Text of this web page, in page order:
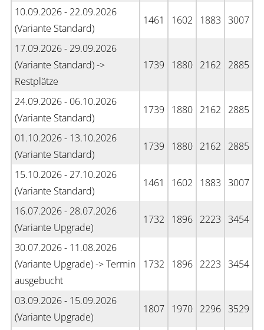
10.09.2026 - 22.09.2026
(Variante Standard)
1461 1602 1883 3007
17.09.2026 - 29.09.2026
(Variante Standard) ->
Restplätze
1739 1880 2162 2885
24.09.2026 - 06.10.2026
(Variante Standard)
1739 1880 2162 2885
01.10.2026 - 13.10.2026
(Variante Standard)
1739 1880 2162 2885
15.10.2026 - 27.10.2026
(Variante Standard)
1461 1602 1883 3007
16.07.2026 - 28.07.2026
(Variante Upgrade)
1732 1896 2223 3454
30.07.2026 - 11.08.2026
(Variante Upgrade) -> Termin
ausgebucht
1732 1896 2223 3454
03.09.2026 - 15.09.2026
(Variante Upgrade)
1807 1970 2296 3529